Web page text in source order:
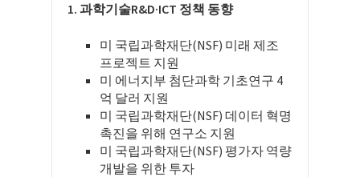
1. 과학기술R&D·ICT 정책 동향
미 국립과학재단(NSF) 미래 제조
프로젝트 지원
미 에너지부 첨단과학 기초연구 4
억 달러 지원
미 국립과학재단(NSF) 데이터 혁명
촉진을 위해 연구소 지원
미 국립과학재단(NSF) 평가자 역량
개발을 위한 투자